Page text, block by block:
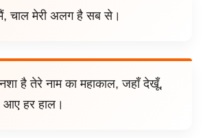
चाल मेरी अलग है सब से।
है तेरे नाम का महाकाल, जहाँ देखूँ,
हर हाल।